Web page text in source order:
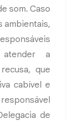
som. Caso
ambientais,
a
que
cabível e
de